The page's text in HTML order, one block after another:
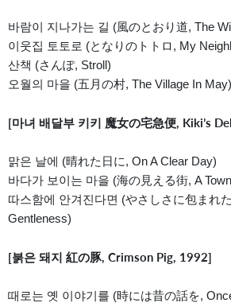
바람이 지나가는 길 (風のとおり道, The
이웃집 토토로 (となりのトトロ, My
산책 (さんぽ, Stroll)
오월의 마을 (五月の村, The Village In May)
[마녀 배달부 키키 魔女の宅急便, Kiki’s
맑은 날에 (晴れた日に, On A Clear Day)
바다가 보이는 마을 (海の見える街, A
따스함에 안겨진다면 (やさしさに包まれ
Gentleness)
[붉은 돼지 紅の豚, Crimson Pig, 1992]
때로는 옛 이야기를 (時には昔の話を,